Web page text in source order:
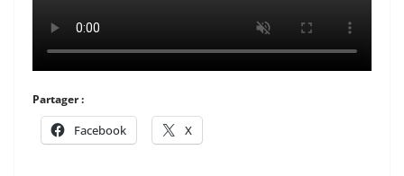
Partager :
Facebook X